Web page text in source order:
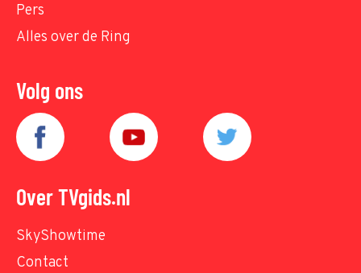
Pers
Alles over de Ring
Volg ons
Over TVgids.nl
SkyShowtime
Contact